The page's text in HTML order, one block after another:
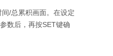
/总累积画面。在设定
数后，再按SET键确